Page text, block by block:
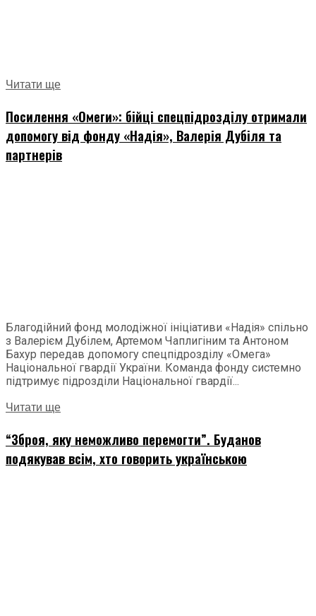
Читати ще
Посилення «Омеги»: бійці спецпідрозділу отримали
допомогу від фонду «Надія», Валерія Дубіля та
партнерів
Благодійний фонд молодіжної ініціативи «Надія» спільно
з Валерієм Дубілем, Артемом Чаплигіним та Антоном
Бахур передав допомогу спецпідрозділу «Омега»
Національної гвардії України. Команда фонду системно
підтримує підрозділи Національної гвардії...
Читати ще
“Зброя, яку неможливо перемогти”. Буданов
подякував всім, хто говорить українською